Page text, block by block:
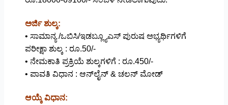
ಅರ್ಜಿ ಶುಲ್ಕ:
• ಸಾಮಾನ್ಯ /ಒಬಿಸಿ/ಇಡಬ್ಲ್ಯೂಎಸ್ ಪುರುಷ ಅಭ್ಯರ್ಥಿಗಳಿಗೆ
ಪರೀಕ್ಷಾ ಶುಲ್ಕ : ರೂ.50/-
• ನೇಮಕಾತಿ ಪ್ರಕ್ರಿಯೆ ಶುಲ್ಕಗಳಿಗೆ : ರೂ.450/-
• ಪಾವತಿ ವಿಧಾನ : ಆನ್‌ಲೈನ್ & ಚಲನ್ ಮೋಡ್
ಆಯ್ಕೆ ವಿಧಾನ: